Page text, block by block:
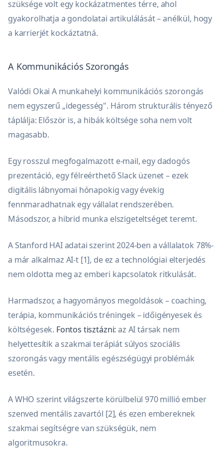
szüksége volt egy kockázatmentes térre, ahol
gyakorolhatja a gondolatai artikulálását – anélkül, hogy
a karrierjét kockáztatná.
A Kommunikációs Szorongás
Valódi Okai A munkahelyi kommunikációs szorongás
nem egyszerű „idegesség". Három strukturális tényező
táplálja: Először is, a hibák költsége soha nem volt
magasabb.
Egy rosszul megfogalmazott e-mail, egy dadogós
prezentáció, egy félreérthető Slack üzenet – ezek
digitális lábnyomai hónapokig vagy évekig
fennmaradhatnak egy vállalat rendszerében.
Másodszor, a hibrid munka elszigeteltséget teremt.
A Stanford HAI adatai szerint 2024-ben a vállalatok 78%-
a már alkalmaz AI-t [1], de ez a technológiai elterjedés
nem oldotta meg az emberi kapcsolatok ritkulását.
Harmadszor, a hagyományos megoldások – coaching,
terápia, kommunikációs tréningek – időigényesek és
költségesek. Fontos tisztázni: az AI társak nem
helyettesítik a szakmai terápiát súlyos szociális
szorongás vagy mentális egészségügyi problémák
esetén.
A WHO szerint világszerte körülbelül 970 millió ember
szenved mentális zavartól [2], és ezen embereknek
szakmai segítségre van szükségük, nem
algoritmusokra.